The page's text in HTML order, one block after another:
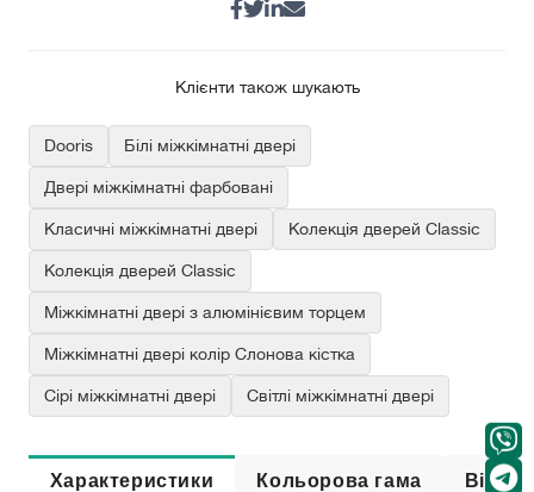
Клієнти також шукають
Dooris Білі міжкімнатні двері
Двері міжкімнатні фарбовані
Класичні міжкімнатні двері Колекція дверей Classic
Колекція дверей Classic
Міжкімнатні двері з алюмінієвим торцем
Міжкімнатні двері колір Слонова кістка
Сірі міжкімнатні двері Світлі міжкімнатні двері
Характеристики Кольорова гама